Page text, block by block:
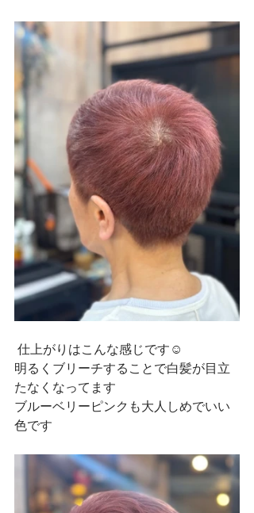
仕上がりはこんな感じです☺
明るくブリーチすることで白髪が目立
たなくなってます
ブルーベリーピンクも大人しめでいい
色です